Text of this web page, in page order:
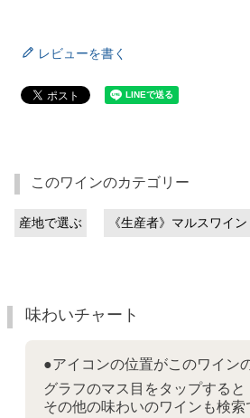
レビューを書く
このワインのカテゴリー
産地で選ぶ 《生産者》マルスワイン
味わいチャート
●アイコンの位置がこのワイン
グラフのマス目をタップすると
その他の味わいのワインも検索